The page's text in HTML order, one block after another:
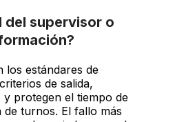
del supervisor o
los estándares de
de salida,
protegen el tiempo de
turnos. El fallo más